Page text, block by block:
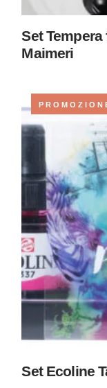
Set
Maimeri
Set Ecoline